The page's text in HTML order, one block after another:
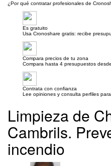
¿Por qué contratar profesionales de
Es gratuito
Usa Cronoshare gratis: recibe
Compara precios de tu zona
Compara hasta 4 presupuestos
Contrata con confianza
Lee opiniones y consulta perfiles para
Limpieza de
Cambrils.
incendio